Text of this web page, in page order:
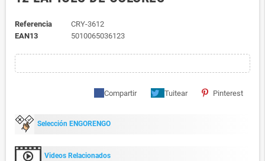
Referencia
CRY-3612
EAN13
5010065036123
Compartir Tuitear Pinterest
Selección ENGORENGO
Videos Relacionados